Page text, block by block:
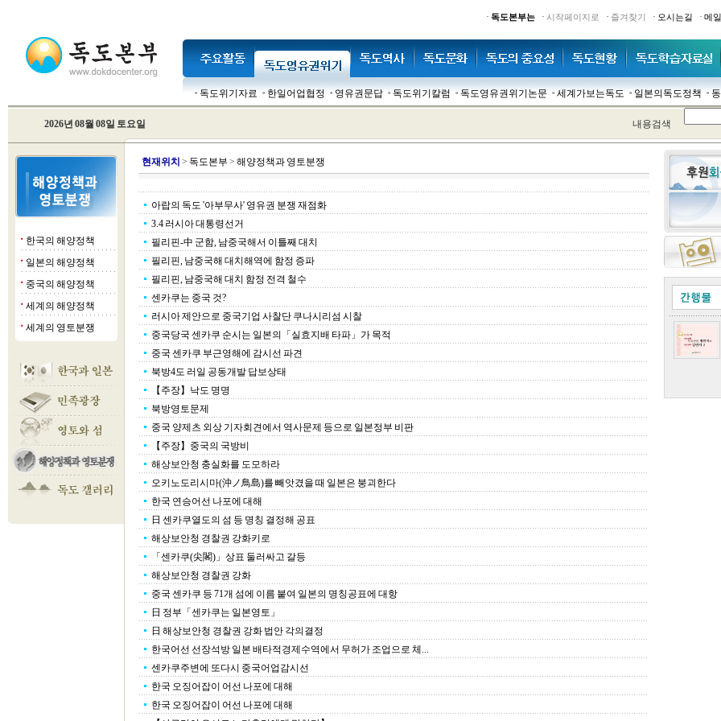
· 독도본부는 · 시작페이지로 · 즐겨찾기 · 오시는길 · 메
독도위기자료 한일어업협정 영유권문답 독도위기칼럼 독도영유권위기논문 세계가보는독도 일본의독도정책
2026년 08월 08일 토요일 내용검색
■ 한국의 해양정책
■ 일본의 해양정책
■ 중국의 해양정책
■ 세계의 해양정책
■ 세계의 영토분쟁
현재위치 > 독도본부 > 해양정책과 영토분쟁
아랍의 독도 '아부무사' 영유권 분쟁 재점화
3.4 러시아 대통령선거
필리핀-中 군함, 남중국해서 이틀째 대치
필리핀, 남중국해 대치해역에 함정 증파
필리핀, 남중국해 대치 함정 전격 철수
센카쿠는 중국 것?
러시아 제안으로 중국기업 사찰단 쿠나시리섬 시찰
중국당국 센카쿠 순시는 일본의「실효지배 타파」가 목적
중국 센카쿠 부근영해에 감시선 파견
북방4도 러일 공동개발 답보상태
【주장】낙도 명명
북방영토문제
중국 양제츠 외상 기자회견에서 역사문제 등으로 일본정부 비판
【주장】중국의 국방비
해상보안청 충실화를 도모하라
오키노도리시마(沖ノ鳥島)를 빼앗겼을 때 일본은 붕괴한다
한국 연승어선 나포에 대해
日 센카쿠열도의 섬 등 명칭 결정해 공표
해상보안청 경찰권 강화키로
「센카쿠(尖閣)」상표 둘러싸고 갈등
해상보안청 경찰권 강화
중국 센카쿠 등 71개 섬에 이름 붙여 일본의 명칭공표에 대항
日 정부「센카쿠는 일본영토」
日 해상보안청 경찰권 강화 법안 각의결정
한국어선 선장석방 일본 배타적경제수역에서 무허가 조업으로 체...
센카쿠주변에 또다시 중국어업감시선
한국 오징어잡이 어선 나포에 대해
한국 오징어잡이 어선 나포에 대해